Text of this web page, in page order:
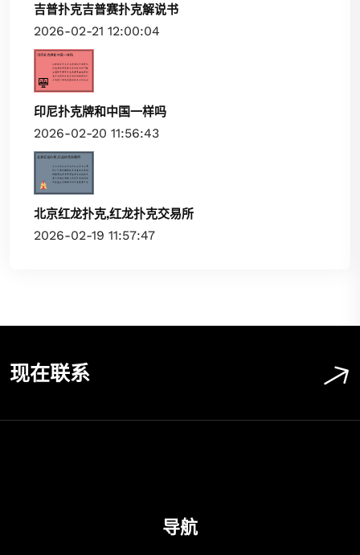
吉普扑克吉普赛扑克解说书
2026-02-21 12:00:04
印尼扑克牌和中国一样吗
2026-02-20 11:56:43
北京红龙扑克,红龙扑克交易所
2026-02-19 11:57:47
现在联系
导航